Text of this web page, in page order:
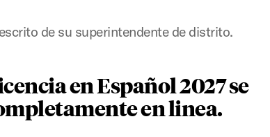
de su superintendente de distrito.
en Español 2027 se
en linea.